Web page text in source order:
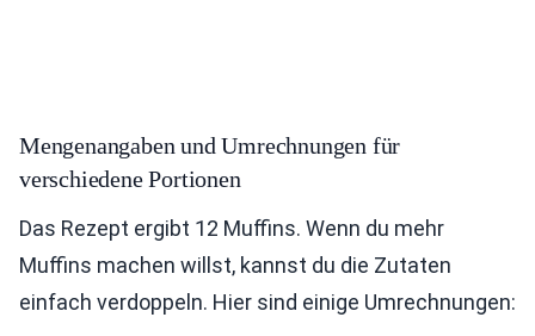
Mengenangaben und Umrechnungen für
verschiedene Portionen
Das Rezept ergibt 12 Muffins. Wenn du mehr
Muffins machen willst, kannst du die Zutaten
einfach verdoppeln. Hier sind einige Umrechnungen: